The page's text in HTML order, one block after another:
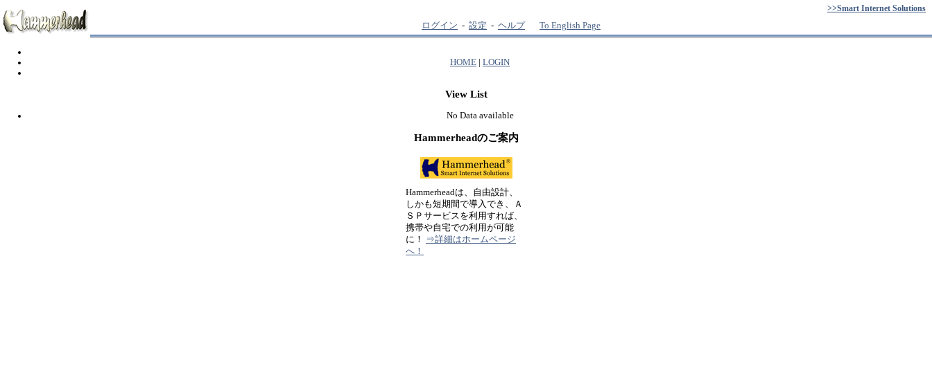
>>Smart Internet Solutions
ログイン - 設定 - ヘルプ To English Page
HOME | LOGIN
View List
No Data available
Hammerheadのご案内
Hammerheadは、自由設計、
しかも短期間で導入でき、Ａ
ＳＰサービスを利用すれば、
携帯や自宅での利用が可能
に！ ⇒詳細はホームページ
へ！